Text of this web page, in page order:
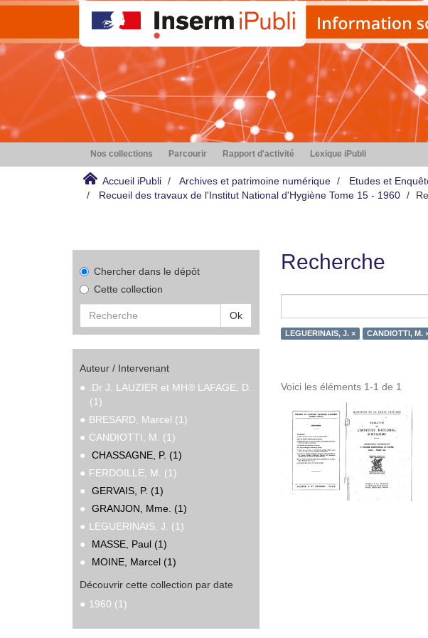
Nos collections Parcourir Rapport d'activité Lexique iPubli
Accueil iPubli Archives et patrimoine numérique Etudes et
Recueil des travaux de l'Institut National d'Hygiène Tome 15 - 1960
Chercher dans le dépôt
Cette collection
Ok
Auteur / Intervenant
.Dr J. LAUZIER et MH® LAFAGE, D.
(1)
BRESARD, Marcel (1)
CANDIOTTI, M. (1)
CHASSAGNE, P. (1)
FERDOILLE, M. (1)
GERVAIS, P. (1)
GRANJON, Mme. (1)
LEGUERINAIS, J. (1)
MASSE, Paul (1)
MOINE, Marcel (1)
Découvrir cette collection par date
1960 (1)
Recherche
LEGUERINAIS, J. × CANDIOTTI, M.
Voici les éléments 1-1 de 1